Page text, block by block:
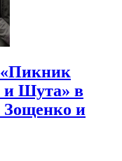
«Пикник
и Шута» в
Зощенко и